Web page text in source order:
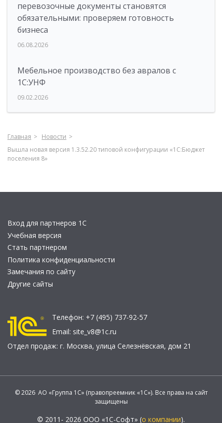
перевозочные документы становятся
обязательными: проверяем готовность
бизнеса
06.08.2026
Мебельное производство без авралов с
1С:УНФ
09.02.2026
Главная
Новости
Вышла новая версия 1.3.52.20 типовой конфигурации «1С:Бюджет
поселения 8»
Вход для партнеров 1С
Учебная версия
Стать партнером
Политика конфиденциальности
Замечания по сайту
Другие сайты
Телефон: +7 (495) 737-92-57
Email: site_v8@1c.ru
Отдел продаж: г. Москва, улица Селезнёвская, дом 21
© 2026 АО «Группа 1С» (правопреемник «1С»). Все права на сайт
защищены
© 2011- 2026 ООО «1С-Софт» (о компании).